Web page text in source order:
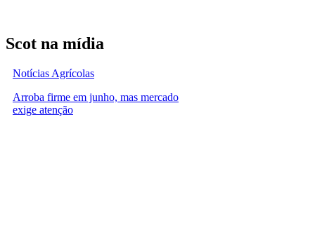
Scot na mídia
Notícias Agrícolas
Arroba firme em junho, mas mercado
exige atenção